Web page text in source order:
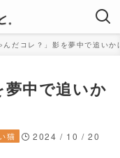
んだコレ？」影を夢中で追い
夢中で追いか
猫 2024 / 10 / 20